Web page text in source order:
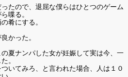
たので、退屈な僕らはひとつのゲーム
喋る。
肴にする。
かった。
夏ナンパした女が妊娠して実は今、一
。
いてみろ、と言われた場合、人は１０